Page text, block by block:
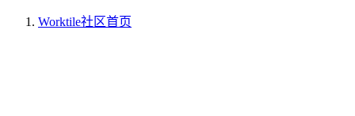
Worktile社区首页